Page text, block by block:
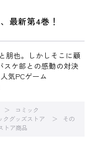
最新第4巻！
朋也。しかしそこに顧
ケ部との感動の対決
気PCゲーム
コミック
クグッズストア
その
トア商品